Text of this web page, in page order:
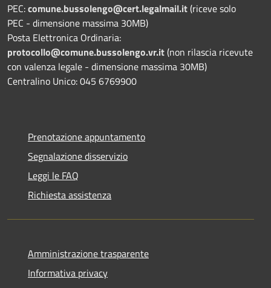
PEC:comune.bussolengo@cert.legalmail.it(riceve solo
PEC - dimensione massima 30MB)
Posta Elettronica Ordinaria:
protocollo@comune.bussolengo.vr.it(non rilascia ricevute
con valenza legale - dimensione massima 30MB)
Centralino Unico: 045 6769900
Prenotazione appuntamento
Segnalazione disservizio
Leggi le FAQ
Richiesta assistenza
Amministrazione trasparente
Informativa privacy